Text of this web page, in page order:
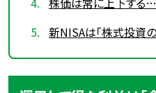
新NISAは「株式投資